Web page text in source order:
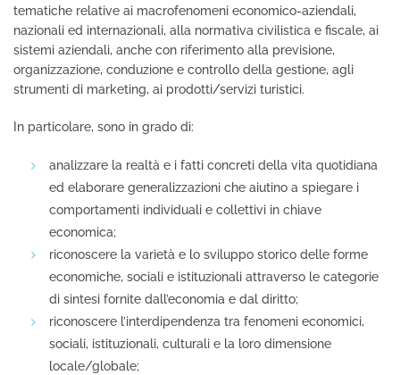
tematiche relative ai macrofenomeni economico-aziendali,
nazionali ed internazionali, alla normativa civilistica e fiscale, ai
sistemi aziendali, anche con riferimento alla previsione,
organizzazione, conduzione e controllo della gestione, agli
strumenti di marketing, ai prodotti/servizi turistici.
In particolare, sono in grado di:
analizzare la realtà e i fatti concreti della vita quotidiana
ed elaborare generalizzazioni che aiutino a spiegare i
comportamenti individuali e collettivi in chiave
economica;
riconoscere la varietà e lo sviluppo storico delle forme
economiche, sociali e istituzionali attraverso le categorie
di sintesi fornite dall’economia e dal diritto;
riconoscere l’interdipendenza tra fenomeni economici,
sociali, istituzionali, culturali e la loro dimensione
locale/globale;